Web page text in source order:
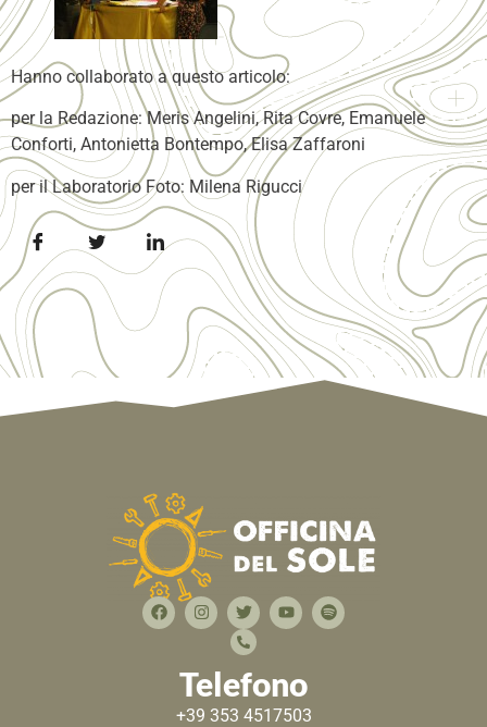
Hanno collaborato a questo articolo:
per la Redazione: Meris Angelini, Rita Covre, Emanuele
Conforti, Antonietta Bontempo, Elisa Zaffaroni
per il Laboratorio Foto: Milena Rigucci
Telefono
+39 353 4517503